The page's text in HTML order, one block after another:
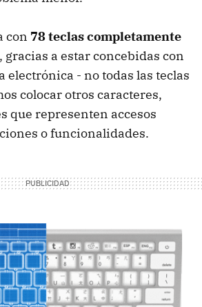
con 78 teclas completamente
, gracias a estar concebidas con
electrónica - no todas las teclas
colocar otros caracteres,
que representen accesos
o funcionalidades.